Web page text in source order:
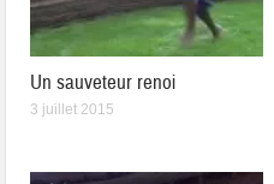
Un sauveteur renoi
3 juillet 2015